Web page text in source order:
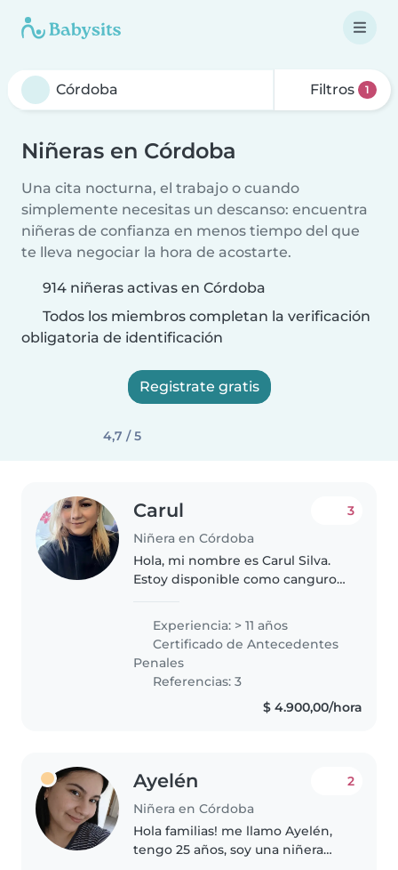
Filtros 1
Niñeras en Córdoba
Una cita nocturna, el trabajo o cuando
simplemente necesitas un descanso: encuentra
niñeras de confianza en menos tiempo del que
te lleva negociar la hora de acostarte.
914 niñeras activas en Córdoba
Todos los miembros completan la verificación
obligatoria de identificación
Registrate gratis
4,7 / 5
Carul
Niñera en Córdoba
3
Hola, mi nombre es Carul Silva.
Estoy disponible como canguro
persona responsable, paciente y
con experiencia en el cuidado de
niños, apoyando en sus rutinas,..
Experiencia: > 11 años
Certificado de Antecedentes
Penales
Referencias: 3
$ 4.900,00/hora
Ayelén
Niñera en Córdoba
2
Hola familias! me llamo Ayelén,
tengo 25 años, soy una niñera